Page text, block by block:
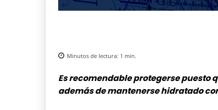
Minutos de lectura: 1 min.
Es recomendable protegerse puesto
además de mantenerse hidratado